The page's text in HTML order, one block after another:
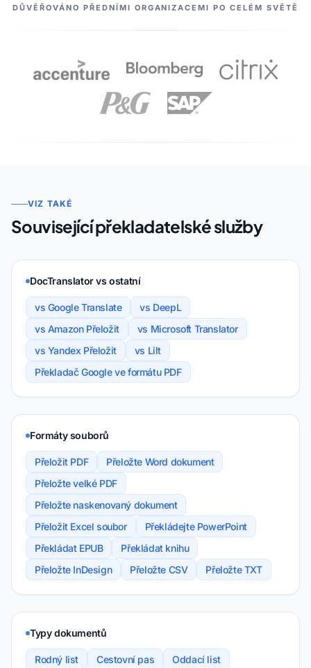
NAŠI PARTNEŘI
DŮVĚŘOVÁNO PŘEDNÍMI ORGANIZACEMI PO CELÉM SVĚTĚ
VIZ TAKÉ
Související překladatelské služby
DocTranslator vs ostatní
vs Google Translate
vs DeepL
vs Amazon Přeložit
vs Microsoft Translator
vs Yandex Přeložit
vs Lilt
Překladač Google ve formátu PDF
Formáty souborů
Přeložit PDF
Přeložte Word dokument
Přeložte velké PDF
Přeložte naskenovaný dokument
Přeložit Excel soubor
Překládejte PowerPoint
Překládat EPUB
Překládat knihu
Přeložte InDesign
Přeložte CSV Přeložte TXT
Typy dokumentů
Rodný list Cestovní pas
Oddací list